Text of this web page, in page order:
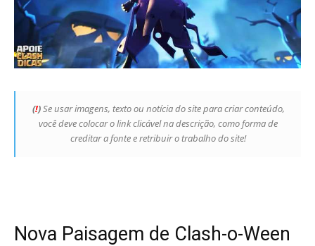
(!)Se usar imagens, texto ou notícia do site para criar conteúdo,
você deve colocar o link clicável na descrição, como forma de
creditar a fonte e retribuir o trabalho do site!
Nova Paisagem de Clash-o-Ween